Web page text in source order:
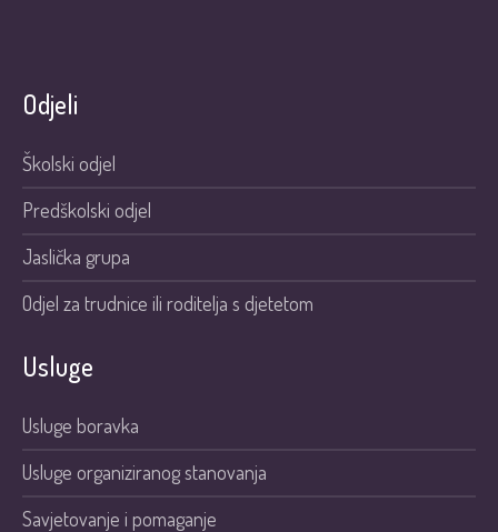
Odjeli
Školski odjel
Predškolski odjel
Jaslička grupa
Odjel za trudnice ili roditelja s djetetom
Usluge
Usluge boravka
Usluge organiziranog stanovanja
Savjetovanje i pomaganje